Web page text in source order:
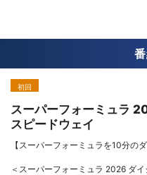
初回
スーパーフォーミュラ
スピードウェイ
【スーパーフォーミュラを10分の
＜スーパーフォーミュラ 2026 ダイ